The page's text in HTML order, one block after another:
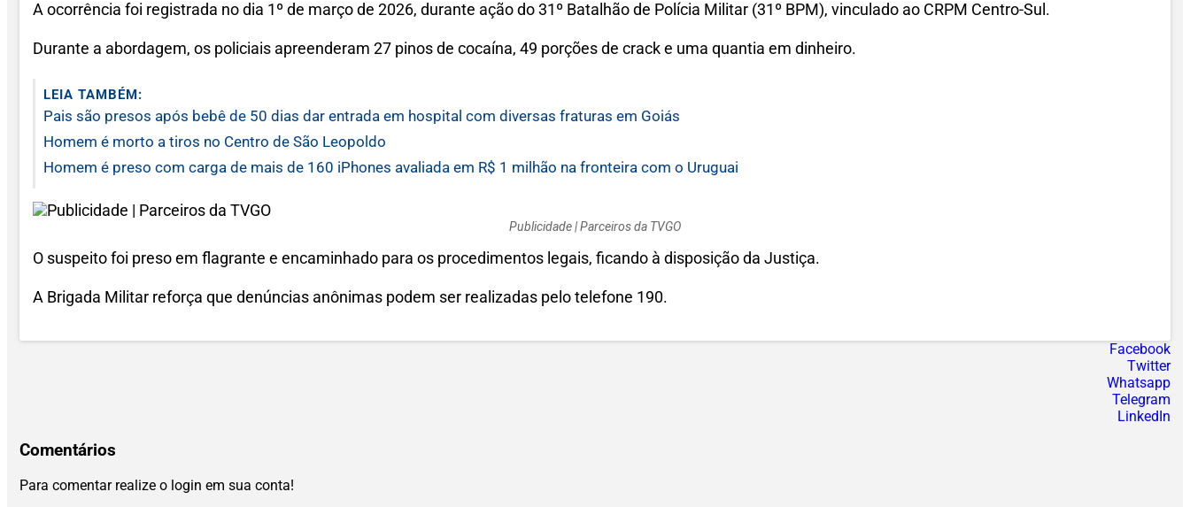
A ocorrência foi registrada no dia 1º de março de 2026, durante ação do 31º Batalhão de Polícia Militar (31º BPM), vinculado ao CRPM Centro-Sul.
Durante a abordagem, os policiais apreenderam 27 pinos de cocaína, 49 porções de crack e uma quantia em dinheiro.
LEIA TAMBÉM:
Pais são presos após bebê de 50 dias dar entrada em hospital com diversas fraturas em Goiás
Homem é morto a tiros no Centro de São Leopoldo
Homem é preso com carga de mais de 160 iPhones avaliada em R$ 1 milhão na fronteira com o Uruguai
Publicidade | Parceiros da TVGO
O suspeito foi preso em flagrante e encaminhado para os procedimentos legais, ficando à disposição da Justiça.
A Brigada Militar reforça que denúncias anônimas podem ser realizadas pelo telefone 190.
Facebook
Twitter
Whatsapp
Telegram
LinkedIn
Comentários
Para comentar realize o login em sua conta!